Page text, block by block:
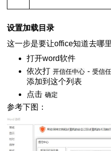
设置加载目录
这一步是要让office知道去哪
打开word软件
依次打 开信任中心 - 受信
添加到这个列表
点击 确定
参考下图：